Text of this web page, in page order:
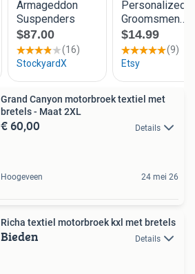
Grand Canyon motorbroek textiel met
bretels - Maat 2XL
€ 60,00 Details
Hoogeveen 24 mei 26
Richa textiel motorbroek kxl met bretels
Bieden Details